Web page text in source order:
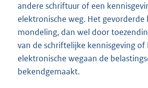
andere schriftuur of een
elektronische weg. Het
mondeling, dan wel door
van de schriftelijke kennisgeving of
elektronische wegaan de
bekendgemaakt.